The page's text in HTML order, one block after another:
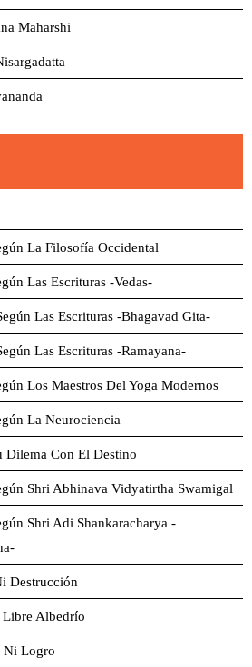
Maharshi
La Filosofía Occidental
Las Escrituras -Vedas-
Las Escrituras -Bhagavad Gita-
Las Escrituras -Ramayana-
Los Maestros Del Yoga Modernos
La Neurociencia
Con El Destino
Shri Abhinava Vidyatirtha Swamigal
Shri Adi Shankaracharya -
Destrucción
Albedrío
Ni Logro